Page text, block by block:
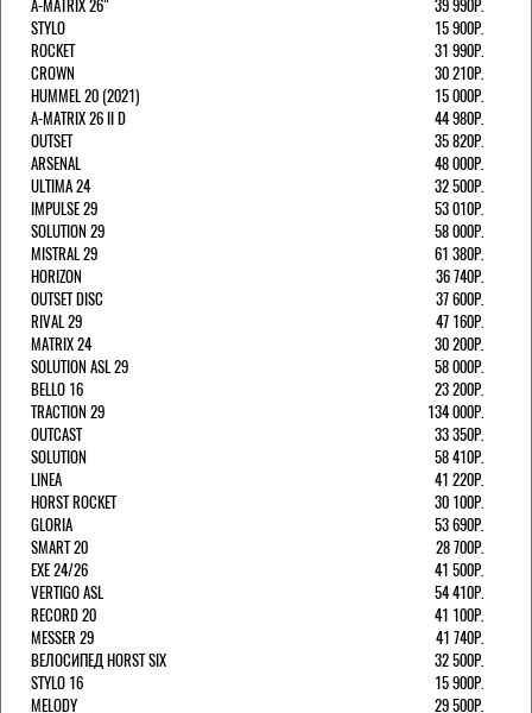
A-MATRIX 26"
39 990Р.
STYLO
15 900Р.
ROCKET
31 990Р.
CROWN
30 210Р.
HUMMEL 20 (2021)
15 000Р.
A-MATRIX 26 II D
44 980Р.
OUTSET
35 820Р.
ARSENAL
48 000Р.
ULTIMA 24
32 500Р.
IMPULSE 29
53 010Р.
SOLUTION 29
58 000Р.
MISTRAL 29
61 380Р.
HORIZON
36 740Р.
OUTSET DISC
37 600Р.
RIVAL 29
47 160Р.
MATRIX 24
30 200Р.
SOLUTION ASL 29
58 000Р.
BELLO 16
23 200Р.
TRACTION 29
134 000Р.
OUTCAST
33 350Р.
SOLUTION
58 410Р.
LINEA
41 220Р.
HORST ROCKET
30 100Р.
GLORIA
53 690Р.
SMART 20
28 700Р.
EXE 24/26
41 500Р.
VERTIGO ASL
54 410Р.
RECORD 20
41 100Р.
MESSER 29
41 740Р.
ВЕЛОСИПЕД HORST SIX
32 500Р.
STYLO 16
15 900Р.
MELODY
29 500Р.